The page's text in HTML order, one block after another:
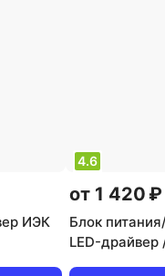
ИЭК
4.6
от 1 420 ₽
Блок
LED-драйвер